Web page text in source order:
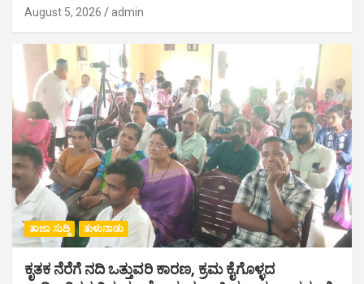
August 5, 2026 admin
ತಾಜಾ ಸುದ್ದಿ ತುಳುನಾಡು
ಕೃತಕ ನೆರೆಗೆ ನದಿ ಒತ್ತುವರಿ ಕಾರಣ, ಕ್ರಮ ಕೈಗೊಳ್ಳದ